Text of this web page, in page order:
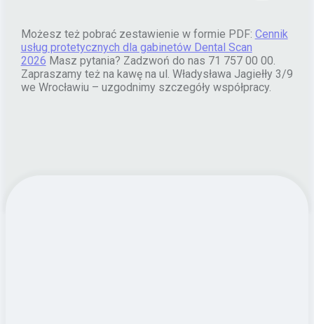
Możesz też pobrać zestawienie w formie PDF: Cennik
usług protetycznych dla gabinetów Dental Scan
2026 Masz pytania? Zadzwoń do nas 71 757 00 00.
Zapraszamy też na kawę na ul. Władysława Jagiełły 3/9
we Wrocławiu – uzgodnimy szczegóły współpracy.